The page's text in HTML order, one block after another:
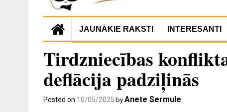
JAUNĀKIE RAKSTI INTERESANTI
Tirdzniecības
deflācija padziļinās
Posted on 10/05/2025 by Anete Sermule